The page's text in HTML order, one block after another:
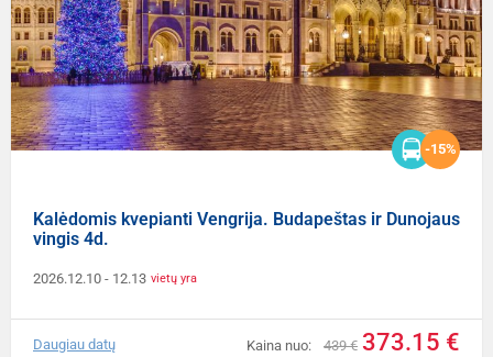
-15%
Kalėdomis kvepianti Vengrija. Budapeštas ir Dunojaus
vingis 4d.
2026.12.10 - 12.13 vietų yra
Kaina nuo: 439 € 373.15 €
Daugiau datų